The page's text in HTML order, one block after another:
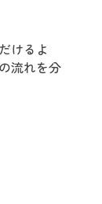
けるよ
流れを分